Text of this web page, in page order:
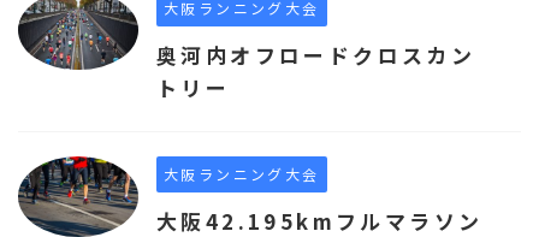
大阪ランニング大会
奥河内オフロードクロスカン
トリー
大阪ランニング大会
大阪42.195kmフルマラソン